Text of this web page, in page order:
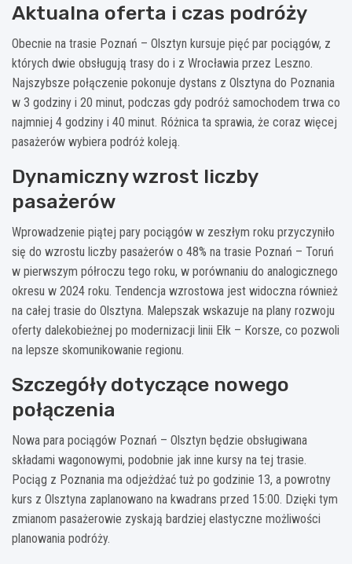
Aktualna oferta i czas podróży
Obecnie na trasie Poznań – Olsztyn kursuje pięć par pociągów, z
których dwie obsługują trasy do i z Wrocławia przez Leszno.
Najszybsze połączenie pokonuje dystans z Olsztyna do Poznania
w 3 godziny i 20 minut, podczas gdy podróż samochodem trwa co
najmniej 4 godziny i 40 minut. Różnica ta sprawia, że coraz więcej
pasażerów wybiera podróż koleją.
Dynamiczny wzrost liczby
pasażerów
Wprowadzenie piątej pary pociągów w zeszłym roku przyczyniło
się do wzrostu liczby pasażerów o 48% na trasie Poznań – Toruń
w pierwszym półroczu tego roku, w porównaniu do analogicznego
okresu w 2024 roku. Tendencja wzrostowa jest widoczna również
na całej trasie do Olsztyna. Malepszak wskazuje na plany rozwoju
oferty dalekobieżnej po modernizacji linii Ełk – Korsze, co pozwoli
na lepsze skomunikowanie regionu.
Szczegóły dotyczące nowego
połączenia
Nowa para pociągów Poznań – Olsztyn będzie obsługiwana
składami wagonowymi, podobnie jak inne kursy na tej trasie.
Pociąg z Poznania ma odjeżdżać tuż po godzinie 13, a powrotny
kurs z Olsztyna zaplanowano na kwadrans przed 15:00. Dzięki tym
zmianom pasażerowie zyskają bardziej elastyczne możliwości
planowania podróży.